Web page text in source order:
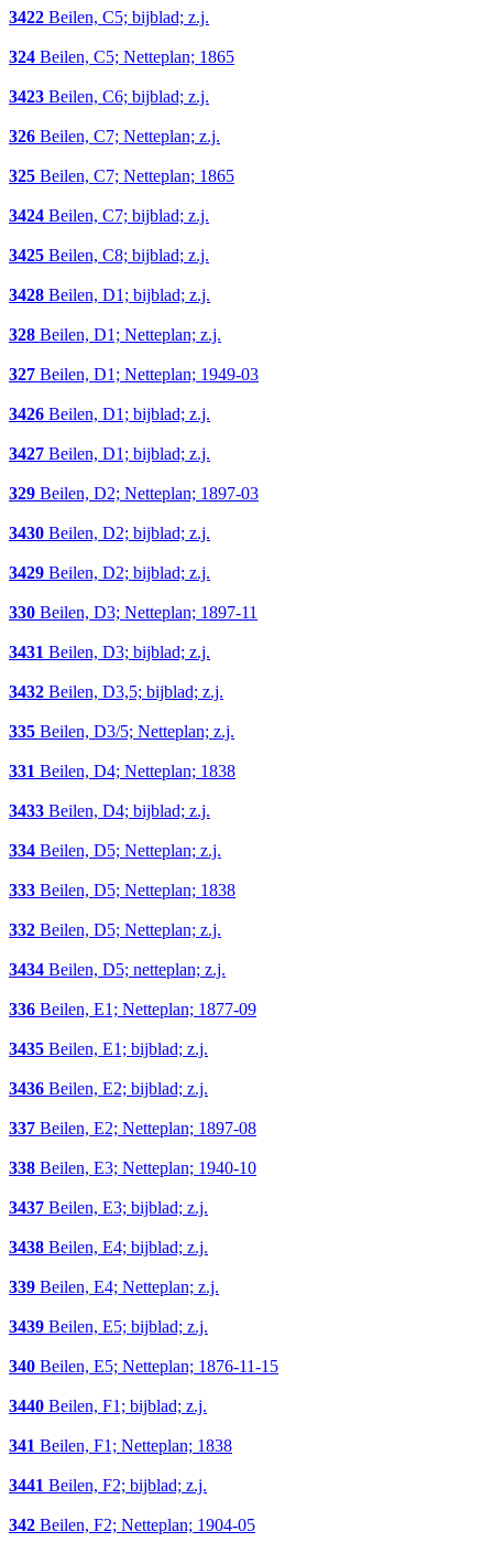
3422 Beilen, C5; bijblad; z.j.
324 Beilen, C5; Netteplan; 1865
3423 Beilen, C6; bijblad; z.j.
326 Beilen, C7; Netteplan; z.j.
325 Beilen, C7; Netteplan; 1865
3424 Beilen, C7; bijblad; z.j.
3425 Beilen, C8; bijblad; z.j.
3428 Beilen, D1; bijblad; z.j.
328 Beilen, D1; Netteplan; z.j.
327 Beilen, D1; Netteplan; 1949-03
3426 Beilen, D1; bijblad; z.j.
3427 Beilen, D1; bijblad; z.j.
329 Beilen, D2; Netteplan; 1897-03
3430 Beilen, D2; bijblad; z.j.
3429 Beilen, D2; bijblad; z.j.
330 Beilen, D3; Netteplan; 1897-11
3431 Beilen, D3; bijblad; z.j.
3432 Beilen, D3,5; bijblad; z.j.
335 Beilen, D3/5; Netteplan; z.j.
331 Beilen, D4; Netteplan; 1838
3433 Beilen, D4; bijblad; z.j.
334 Beilen, D5; Netteplan; z.j.
333 Beilen, D5; Netteplan; 1838
332 Beilen, D5; Netteplan; z.j.
3434 Beilen, D5; netteplan; z.j.
336 Beilen, E1; Netteplan; 1877-09
3435 Beilen, E1; bijblad; z.j.
3436 Beilen, E2; bijblad; z.j.
337 Beilen, E2; Netteplan; 1897-08
338 Beilen, E3; Netteplan; 1940-10
3437 Beilen, E3; bijblad; z.j.
3438 Beilen, E4; bijblad; z.j.
339 Beilen, E4; Netteplan; z.j.
3439 Beilen, E5; bijblad; z.j.
340 Beilen, E5; Netteplan; 1876-11-15
3440 Beilen, F1; bijblad; z.j.
341 Beilen, F1; Netteplan; 1838
3441 Beilen, F2; bijblad; z.j.
342 Beilen, F2; Netteplan; 1904-05